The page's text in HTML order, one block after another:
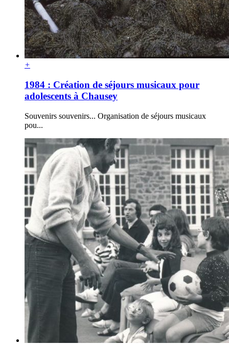
+
1984 : Création de séjours musicaux pour
adolescents à Chausey
Souvenirs souvenirs... Organisation de séjours musicaux
pou...